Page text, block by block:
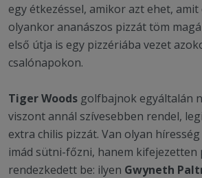
egy étkezéssel, amikor azt ehet, amit
olyankor ananászos pizzát töm
első útja is egy pizzériába vezet
csalónapokon.
Tiger Woods golfbajnok egyáltalán
viszont annál szívesebben rendel,
extra chilis pizzát. Van olyan
imád sütni-főzni, hanem kifejezetten
rendezkedett be: ilyen Gwyneth